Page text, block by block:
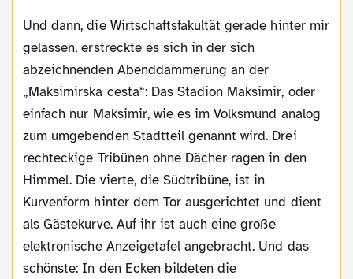
Und dann, die Wirtschaftsfakultät gerade hinter mir
gelassen, erstreckte es sich in der sich
abzeichnenden Abenddämmerung an der
„Maksimirska cesta“: Das Stadion Maksimir, oder
einfach nur Maksimir, wie es im Volksmund analog
zum umgebenden Stadtteil genannt wird. Drei
rechteckige Tribünen ohne Dächer ragen in den
Himmel. Die vierte, die Südtribüne, ist in
Kurvenform hinter dem Tor ausgerichtet und dient
als Gästekurve. Auf ihr ist auch eine große
elektronische Anzeigetafel angebracht. Und das
schönste: In den Ecken bildeten die